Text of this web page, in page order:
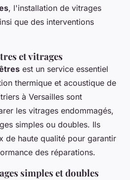
, l'installation de vitrages
que des interventions
et vitrages
est un service essentiel
thermique et acoustique de
à Versailles sont
les vitrages endommagés,
simples ou doubles. Ils
de haute qualité pour garantir
des réparations.
simples et doubles